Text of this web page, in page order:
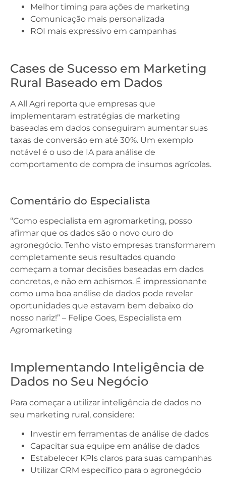
Melhor timing para ações de marketing
Comunicação mais personalizada
ROI mais expressivo em campanhas
Cases de Sucesso em Marketing
Rural Baseado em Dados
A All Agri reporta que empresas que
implementaram estratégias de marketing
baseadas em dados conseguiram aumentar suas
taxas de conversão em até 30%. Um exemplo
notável é o uso de IA para análise de
comportamento de compra de insumos agrícolas.
Comentário do Especialista
“Como especialista em agromarketing, posso
afirmar que os dados são o novo ouro do
agronegócio. Tenho visto empresas transformarem
completamente seus resultados quando
começam a tomar decisões baseadas em dados
concretos, e não em achismos. É impressionante
como uma boa análise de dados pode revelar
oportunidades que estavam bem debaixo do
nosso nariz!” – Felipe Goes, Especialista em
Agromarketing
Implementando Inteligência de
Dados no Seu Negócio
Para começar a utilizar inteligência de dados no
seu marketing rural, considere:
Investir em ferramentas de análise de dados
Capacitar sua equipe em análise de dados
Estabelecer KPIs claros para suas campanhas
Utilizar CRM específico para o agronegócio